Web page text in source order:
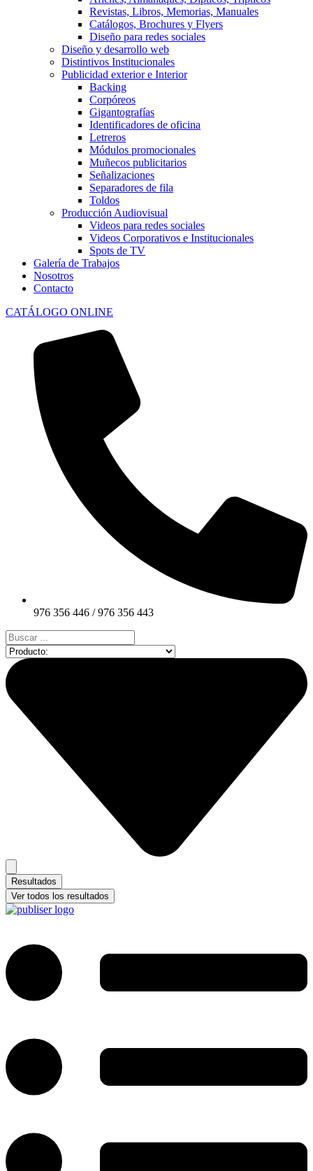
Revistas, Libros, Memorias, Manuales
Catálogos, Brochures y Flyers
Diseño para redes sociales
Diseño y desarrollo web
Distintivos Institucionales
Publicidad exterior e Interior
Backing
Corpóreos
Gigantografías
Identificadores de oficina
Letreros
Módulos promocionales
Muñecos publicitarios
Señalizaciones
Separadores de fila
Toldos
Producción Audiovisual
Videos para redes sociales
Videos Corporativos e Institucionales
Spots de TV
Galería de Trabajos
Nosotros
Contacto
CATÁLOGO ONLINE
976 356 446 / 976 356 443
Search
...
Resultados
Ver todos los resultados